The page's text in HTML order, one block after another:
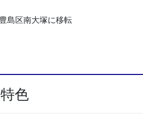
島区南大塚に移転
色